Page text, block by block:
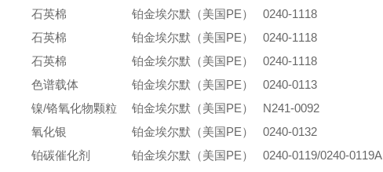
石英棉
铂金埃尔默（美国PE） 0240-1118
石英棉
铂金埃尔默（美国PE） 0240-1118
石英棉
铂金埃尔默（美国PE） 0240-1118
色谱载体
铂金埃尔默（美国PE） 0240-0113
镍/铬氧化物颗粒
铂金埃尔默（美国PE） N241-0092
氧化银
铂金埃尔默（美国PE） 0240-0132
铂碳催化剂
铂金埃尔默（美国PE） 0240-0119/0240-0119A